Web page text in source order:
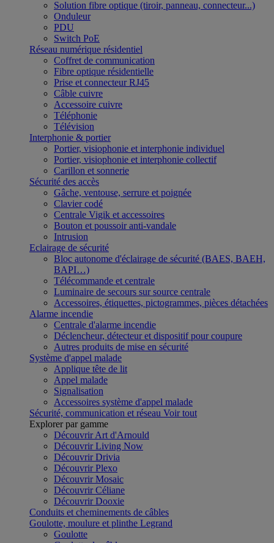
Solution fibre optique (tiroir, panneau, connecteur...)
Onduleur
PDU
Switch PoE
Réseau numérique résidentiel
Coffret de communication
Fibre optique résidentielle
Prise et connecteur RJ45
Câble cuivre
Accessoire cuivre
Téléphonie
Télévision
Interphonie & portier
Portier, visiophonie et interphonie individuel
Portier, visiophonie et interphonie collectif
Carillon et sonnerie
Sécurité des accès
Gâche, ventouse, serrure et poignée
Clavier codé
Centrale Vigik et accessoires
Bouton et poussoir anti-vandale
Intrusion
Eclairage de sécurité
Bloc autonome d'éclairage de sécurité (BAES, BAEH,
BAPI…)
Télécommande et centrale
Luminaire de secours sur source centrale
Accessoires, étiquettes, pictogrammes, pièces détachées
Alarme incendie
Centrale d'alarme incendie
Déclencheur, détecteur et dispositif pour coupure
Autres produits de mise en sécurité
Système d'appel malade
Applique tête de lit
Appel malade
Signalisation
Accessoires système d'appel malade
Sécurité, communication et réseau Voir tout
Explorer par gamme
Découvrir Art d'Arnould
Découvrir Living Now
Découvrir Drivia
Découvrir Plexo
Découvrir Mosaic
Découvrir Céliane
Découvrir Dooxie
Conduits et cheminements de câbles
Goulotte, moulure et plinthe Legrand
Goulotte